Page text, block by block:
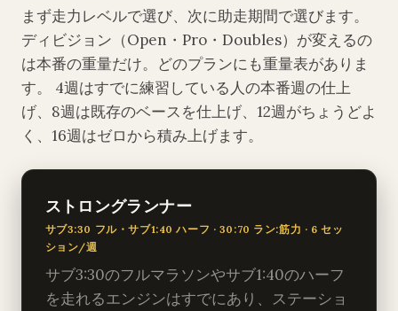
まず走力レベルで選び、次に助走期間で選びます。
ディビジョン（Open・Pro・Doubles）が変えるの
は本番の重量だけ。どのプランにも重量表がありま
す。 4週はすでに練習している人の本番週の仕上
げ、8週は既存のベースを仕上げ、12週がちょうどよ
く、16週はゼロから積み上げます。
ストロングランナー
サブ3:30 フル・サブ1:40 ハーフ · 30:70 ラン:筋力 · 6 セッ
ション/週
サブ3:30のフルマラソンやサブ1:40のハーフ
を走れるエンジンはすでにあり、ステーショ